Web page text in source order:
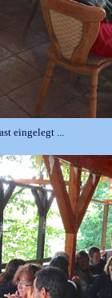
eingelegt ...